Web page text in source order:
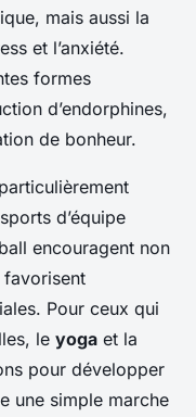
mais aussi la
et l’anxiété.
formes
d’endorphines,
de bonheur.
d’équipe
encouragent non
favorisent
Pour ceux qui
le yoga et la
pour développer
une simple marche